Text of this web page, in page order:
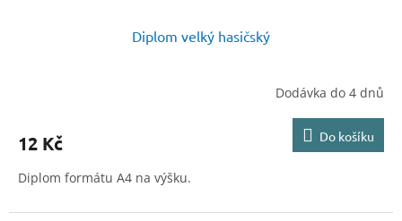
Diplom velký hasičský
Dodávka do 4 dnů
12 Kč Do košíku
Diplom formátu A4 na výšku.